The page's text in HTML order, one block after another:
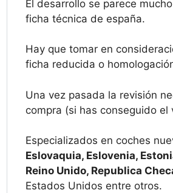
El desarrollo se parece
ficha técnica de españa.
Hay que tomar en
ficha reducida o
Una vez pasada la revisión
compra (si has conseguido
Especializados en coches
Eslovaquia, Eslovenia,
Reino Unido, Republica
Estados Unidos entre otros.